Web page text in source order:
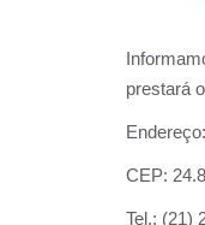
prestará
Endereço:
CEP:
Tel.: (21)